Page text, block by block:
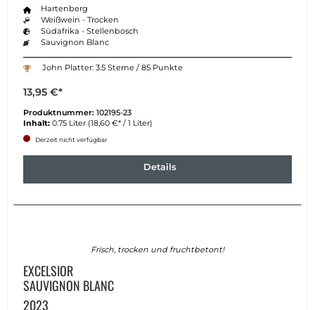
Hartenberg
Weißwein - Trocken
Südafrika - Stellenbosch
Sauvignon Blanc
John Platter: 3.5 Sterne / 85 Punkte
13,95 €*
Produktnummer: 102195-23
Inhalt: 0.75 Liter (18,60 €* / 1 Liter)
Derzeit nicht verfügbar
Details
Frisch, trocken und fruchtbetont!
EXCELSIOR
SAUVIGNON BLANC
2023